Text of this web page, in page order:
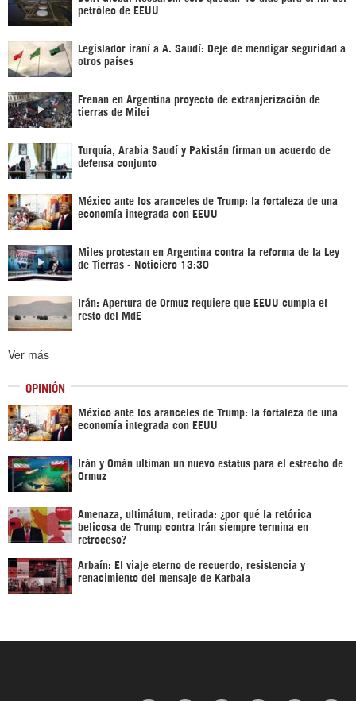
petróleo de EEUU
Legislador iraní a A. Saudí: Deje de mendigar seguridad a
otros países
Frenan en Argentina proyecto de extranjerización de
tierras de Milei
Turquía, Arabia Saudí y Pakistán firman un acuerdo de
defensa conjunto
México ante los aranceles de Trump: la fortaleza de una
economía integrada con EEUU
Miles protestan en Argentina contra la reforma de la Ley
de Tierras - Noticiero 13:30
Irán: Apertura de Ormuz requiere que EEUU cumpla el
resto del MdE
Ver más
OPINIÓN
México ante los aranceles de Trump: la fortaleza de una
economía integrada con EEUU
Irán y Omán ultiman un nuevo estatus para el estrecho de
Ormuz
Amenaza, ultimátum, retirada: ¿por qué la retórica
belicosa de Trump contra Irán siempre termina en
retroceso?
Arbaín: El viaje eterno de recuerdo, resistencia y
renacimiento del mensaje de Karbala